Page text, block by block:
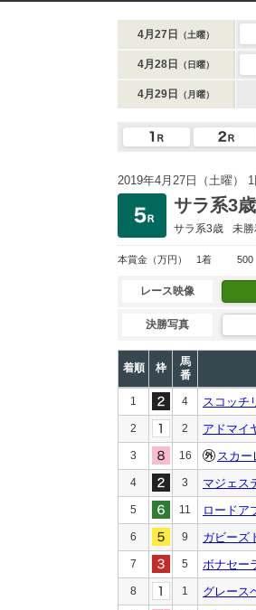
4月27日 （土曜）
4月28日 （日曜）
4月29日 （月曜）
2019年4月27日（土曜） 1
サラ系3
サラ系3歳 未勝
本賞金 （万円） 1着 500
レース映像
決勝写真
着順 枠
馬
番
1 4 スコッチ
2 2 アドマイ
3 16 スカ
4 3 マジェス
5 11 ロードア
6 9 ガビーズ
7 5 ボナセー
8 1 グレース